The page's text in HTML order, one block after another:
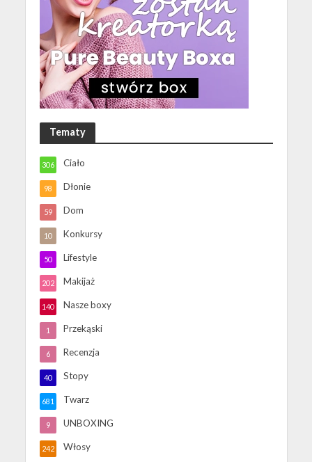
Tematy
Ciało
306
Dłonie
98
Dom
59
Konkursy
10
Lifestyle
50
Makijaż
202
Nasze boxy
140
Przekąski
1
Recenzja
6
Stopy
40
Twarz
681
UNBOXING
9
Włosy
242